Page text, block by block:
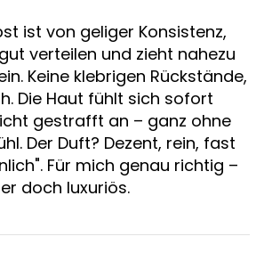
ist von geliger Konsistenz,
verteilen und zieht nahezu
Keine klebrigen Rückstände,
Die Haut fühlt sich sofort
gestrafft an – ganz ohne
Der Duft? Dezent, rein, fast
Für mich genau richtig –
doch luxuriös.